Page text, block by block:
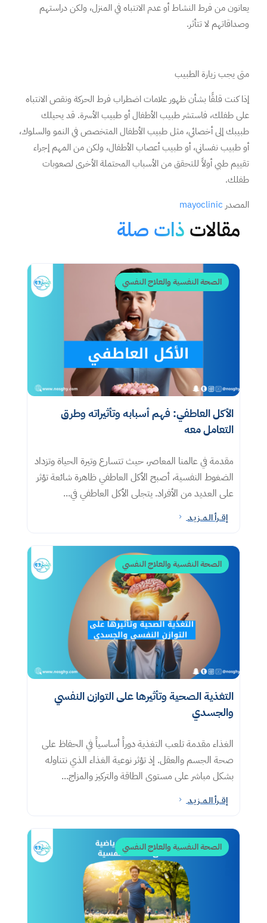
يعانون من فرط النشاط أو عدم الانتباه في المنزل، ولكن دراستهم
وصداقاتهم لا تتأثر.
متى يجب زيارة الطبيب
إذا كنت قلقًا بشأن ظهور علامات اضطراب فرط الحركة ونقص الانتباه
على طفلك، فاستشر طبيب الأطفال أو طبيب الأسرة. قد يحيلك
طبيبك إلى أخصائي، مثل طبيب الأطفال المتخصص في النمو والسلوك،
أو طبيب نفساني، أو طبيب أعصاب الأطفال، ولكن من المهم إجراء
تقييم طبي أولاً للتحقق من الأسباب المحتملة الأخرى لصعوبات
طفلك.
المصدر
مقالات ذات صلة
الصحة النفسية والعلاج النفسي
الأكل العاطفي: فهم أسبابه وتأثيراته وطرق
التعامل معه​
مقدمة في عالمنا المعاصر، حيث تتسارع وتيرة الحياة وتزداد
الضغوط النفسية، أصبح الأكل العاطفي ظاهرة شائعة تؤثر
على العديد من الأفراد. يتجلى الأكل العاطفي في...
إقــرأ الـمــزيـد 5
الصحة النفسية والعلاج النفسي
التغذية الصحية وتأثيرها على التوازن النفسي
والجسدي
الغذاء مقدمة تلعب التغذية دوراً أساسياً في الحفاظ على
صحة الجسم والعقل. إذ تؤثر نوعية الغذاء الذي نتناوله
بشكل مباشر على مستوى الطاقة والتركيز والمزاج...
إقــرأ الـمــزيـد 5
الصحة النفسية والعلاج النفسي